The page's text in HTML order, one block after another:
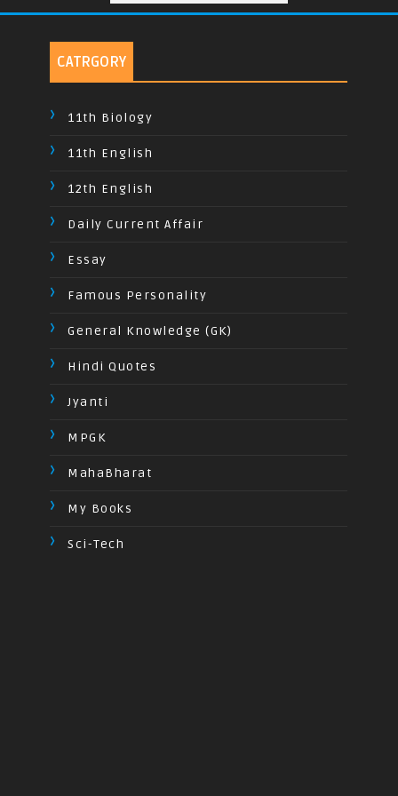
CATRGORY
11th Biology
11th English
12th English
Daily Current Affair
Essay
Famous Personality
General Knowledge (GK)
Hindi Quotes
Jyanti
MPGK
MahaBharat
My Books
Sci-Tech